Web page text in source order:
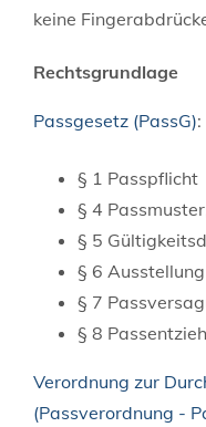
keine
Rechtsgrundlage
Passgesetz (PassG):
§ 1 Passpflicht
§ 4
§ 5
§ 6
§ 7
§ 8
Verordnung zur
(Passverordnung -